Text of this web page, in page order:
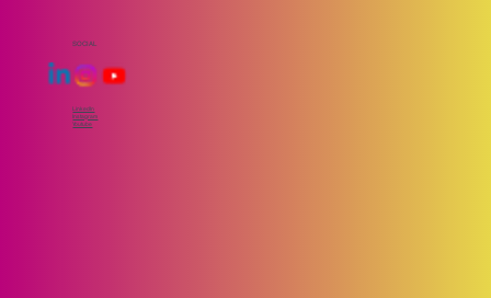
SOCIAL
LinkedIn
Instagram
Youtube